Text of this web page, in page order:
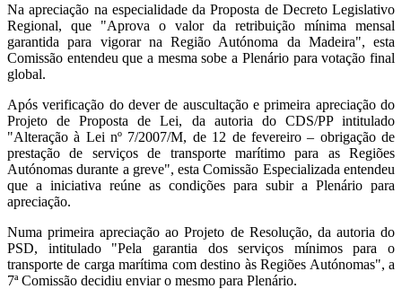
Na apreciação na especialidade da Proposta de Decreto Legislativo
Regional, que "Aprova o valor da retribuição mínima mensal
garantida para vigorar na Região Autónoma da Madeira", esta
Comissão entendeu que a mesma sobe a Plenário para votação final
global.
Após verificação do dever de auscultação e primeira apreciação do
Projeto de Proposta de Lei, da autoria do CDS/PP intitulado
"Alteração à Lei nº 7/2007/M, de 12 de fevereiro – obrigação de
prestação de serviços de transporte marítimo para as Regiões
Autónomas durante a greve", esta Comissão Especializada entendeu
que a iniciativa reúne as condições para subir a Plenário para
apreciação.
Numa primeira apreciação ao Projeto de Resolução, da autoria do
PSD, intitulado "Pela garantia dos serviços mínimos para o
transporte de carga marítima com destino às Regiões Autónomas", a
7ª Comissão decidiu enviar o mesmo para Plenário.